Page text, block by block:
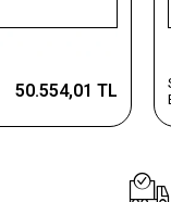
50.554,01 TL